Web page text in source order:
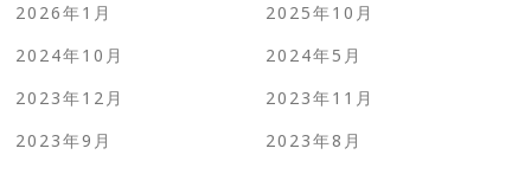
2026年1月
2025年10月
2024年10月
2024年5月
2023年12月
2023年11月
2023年9月
2023年8月